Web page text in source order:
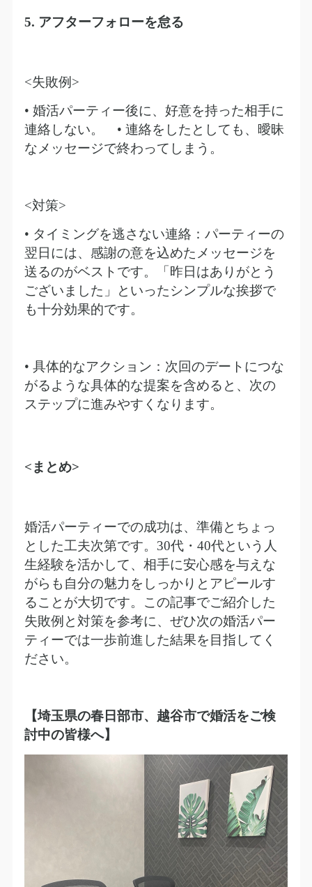
5. アフターフォローを怠る
<失敗例>
• 婚活パーティー後に、好意を持った相手に
連絡しない。 • 連絡をしたとしても、曖昧
なメッセージで終わってしまう。
<対策>
• タイミングを逃さない連絡：パーティーの
翌日には、感謝の意を込めたメッセージを
送るのがベストです。「昨日はありがとう
ございました」といったシンプルな挨拶で
も十分効果的です。
• 具体的なアクション：次回のデートにつな
がるような具体的な提案を含めると、次の
ステップに進みやすくなります。
< まとめ>
婚活パーティーでの成功は、準備とちょっ
とした工夫次第です。 30代・ 40代という人
生経験を活かして、相手に安心感を与えな
がらも自分の魅力をしっかりとアピールす
ることが大切です。この記事でご紹介した
失敗例と対策を参考に、ぜひ次の婚活パー
ティーでは一歩前進した結果を目指してく
ださい。
【埼玉県の春日部市、越谷市で婚活をご検
討中の皆様へ】